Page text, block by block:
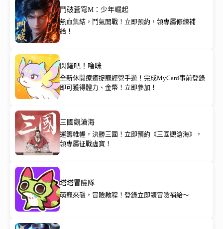
鬥破蒼穹M：少年崛起
熱血集結，鬥氣開戰！立即預約，領專屬修練補
給！
閃耀吧！嚕咪
全新休閒療癒捉寵經營手遊！完成MyCard事前登錄
即可獲得體力、金幣！立即參加！
三國觀滄海
運籌帷幄，決勝三國！立即預約《三國觀滄海》，
領專屬征戰虛寶！
塔塔冒險隊
萌寵來襲，冒險啟程！登錄立即領冒險補給～